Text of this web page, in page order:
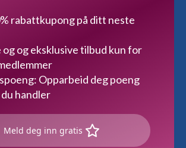
rabattkupong på ditt neste
og og eksklusive tilbud kun for
Opparbeid deg poeng
handler
Meld deg inn gratis